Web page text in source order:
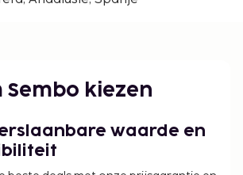
of geniet van het uitzicht vanuit
en een picknickplaats. Met de
kom je zonder problemen
Gasten van Casa boutique
Sembo kiezen
waarde en